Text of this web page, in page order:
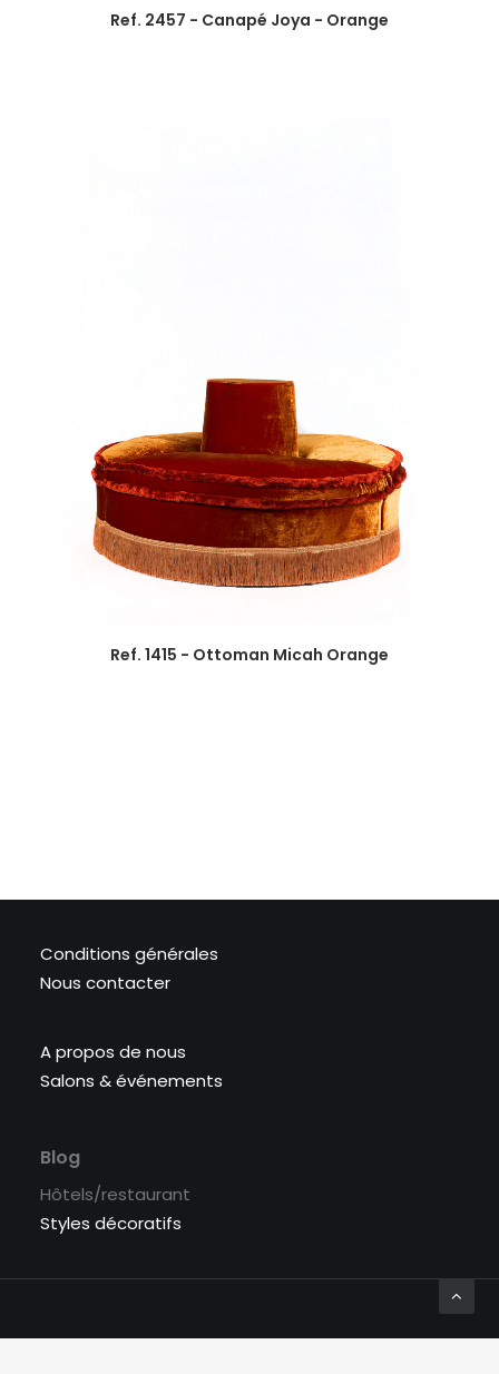
Ref. 2457 - Canapé Joya - Orange
Ref. 1415 - Ottoman Micah Orange
Conditions générales
Nous contacter
A propos de nous
Salons & événements
Blog
Hôtels/restaurant
Styles décoratifs